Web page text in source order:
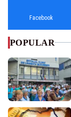
Facebook
POPULAR